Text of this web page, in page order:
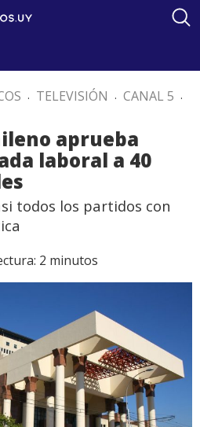
. TELEVISIÓN . CANAL 5 .
aprueba
laboral a 40
todos los partidos con
2 minutos